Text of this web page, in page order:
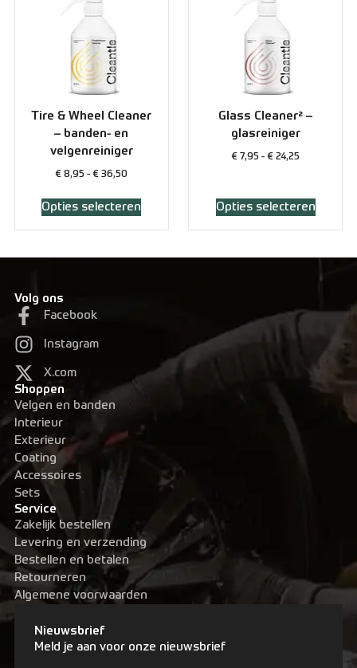
Tire & Wheel Cleaner
– banden- en
velgenreiniger
€ 8,95 - € 36,50
Opties selecteren
Glass Cleaner² –
glasreiniger
€ 7,95 - € 24,25
Opties selecteren
Volg ons
Facebook
Instagram
X.com
Shoppen
Velgen en banden
Interieur
Exterieur
Coating
Accessoires
Sets
Service
Zakelijk bestellen
Levering en verzending
Bestellen en betalen
Retourneren
Algemene voorwaarden
Nieuwsbrief
Meld je aan voor onze nieuwsbrief